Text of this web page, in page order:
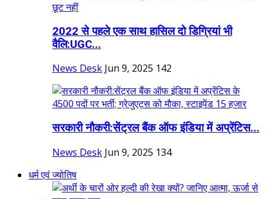
2022 से पहले एक साथ हासिल दो डिग्रियां भी
वैलि:UGC...
News Desk Jun 9, 2025 142
सरकारी नौकरी:सेंट्रल बैंक ऑफ इंडिया में अप्रेंटिस...
News Desk Jun 9, 2025 134
धर्म एवं ज्योतिष